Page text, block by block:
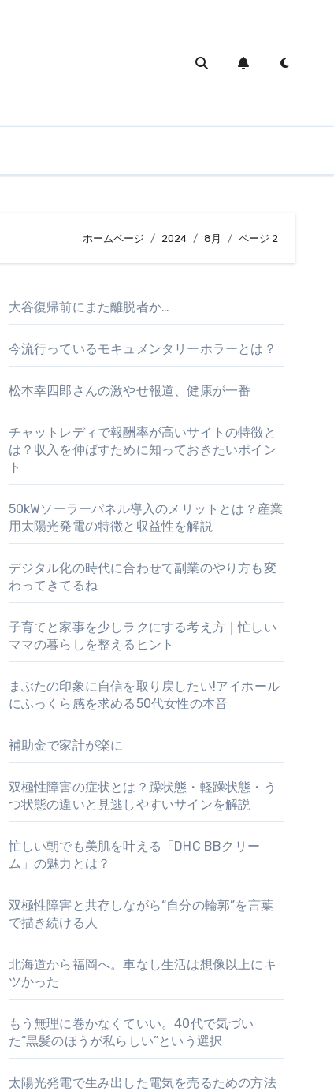
ホームページ 2024 8月 ページ 2
大谷復帰前にまた離脱者か…
今流行っているモキュメンタリーホラーとは？
松本幸四郎さんの激やせ報道、健康が一番
チャットレディで報酬率が高いサイトの特徴と
は？収入を伸ばすために知っておきたいポイン
ト
50kWソーラーパネル導入のメリットとは？産業
用太陽光発電の特徴と収益性を解説
デジタル化の時代に合わせて副業のやり方も変
わってきてるね
子育てと家事を少しラクにする考え方｜忙しい
ママの暮らしを整えるヒント
まぶたの印象に自信を取り戻したい!アイホール
にふっくら感を求める50代女性の本音
補助金で家計が楽に
双極性障害の症状とは？躁状態・軽躁状態・う
つ状態の違いと見逃しやすいサインを解説
忙しい朝でも美肌を叶える「DHC BBクリー
ム」の魅力とは？
双極性障害と共存しながら“自分の輪郭”を言葉
で描き続ける人
北海道から福岡へ。車なし生活は想像以上にキ
ツかった
もう無理に巻かなくていい。40代で気づい
た“黒髪のほうが私らしい”という選択
太陽光発電で生み出した電気を売るための方法